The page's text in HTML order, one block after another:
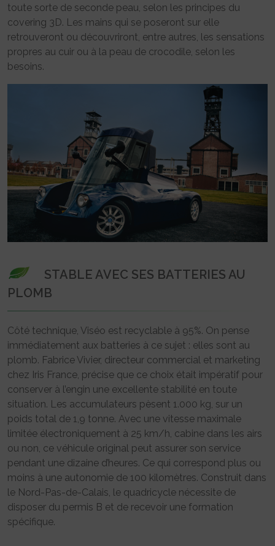
toute sorte de seconde peau, selon les principes du
covering 3D. Les mains qui se poseront sur elle
retrouveront ou découvriront, entre autres, les sensations
propres au cuir ou à la peau de crocodile, selon les
besoins.
STABLE AVEC SES BATTERIES AU
PLOMB
Côté technique, Viséo est recyclable à 95%. On pense
immédiatement aux batteries à ce sujet : elles sont au
plomb. Fabrice Vivier, directeur commercial et marketing
chez Iris France, précise que ce choix était impératif pour
conserver à l’engin une excellente stabilité en toute
situation. Les accumulateurs pèsent 1.000 kg, sur un
poids total de 1,9 tonne. Avec une vitesse maximale
limitée électroniquement à 25 km/h, cabine dans les airs
ou non, ce véhicule original peut assurer son service
pendant une dizaine d’heures. Ce qui correspond plus ou
moins à une autonomie de 100 kilomètres. Construit dans
le Nord-Pas-de-Calais, le quadricycle nécessite de
disposer du permis B et de recevoir une formation
spécifique.